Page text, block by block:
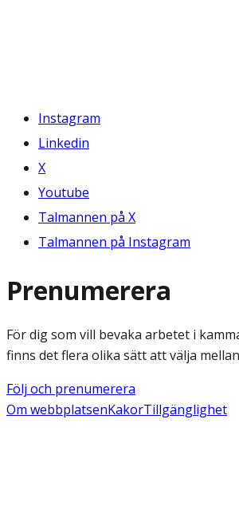
Instagram
Linkedin
X
Youtube
Talmannen på X
Talmannen på Instagram
Prenumerera
För dig som vill bevaka arbetet i
finns det flera olika sätt att välja
Följ och prenumerera
Om webbplatsenKakorTillgänglighet